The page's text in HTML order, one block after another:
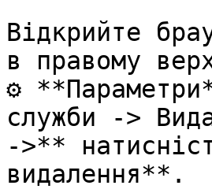
Відкрийте
в правому
⚙️
служби ->
->**
видалення**.